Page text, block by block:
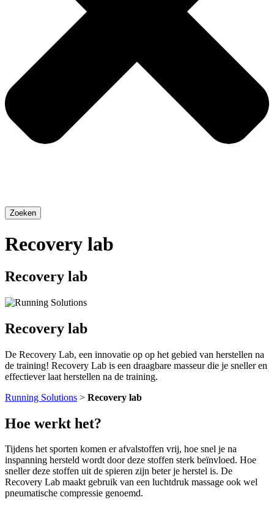
Zoeken
Recovery lab
Recovery lab
Recovery lab
De Recovery Lab, een innovatie op op het gebied van herstellen na
de training! Recovery Lab is een draagbare masseur die je sneller en
effectiever laat herstellen na de training.
Running Solutions > Recovery lab
Hoe werkt het?
Tijdens het sporten komen er afvalstoffen vrij, hoe snel je na
inspanning hersteld wordt door deze stoffen sterk beïnvloed. Hoe
sneller deze stoffen uit de spieren zijn beter je herstel is. De
Recovery Lab maakt gebruik van een luchtdruk massage ook wel
pneumatische compressie genoemd.